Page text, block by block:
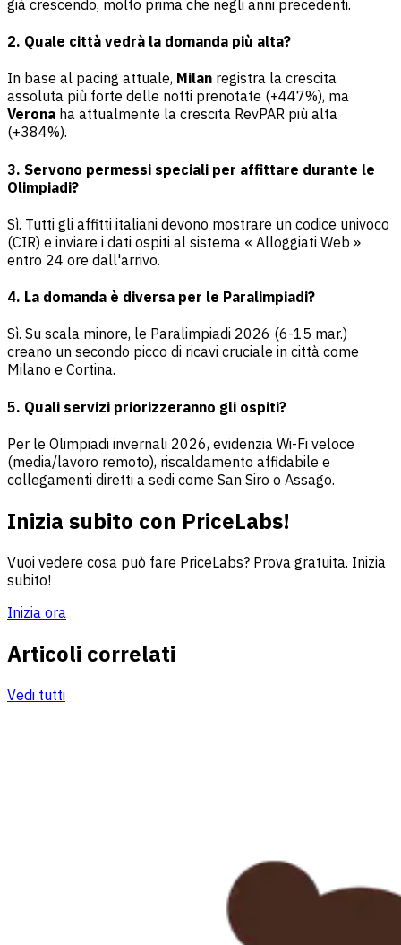
già crescendo, molto prima che negli anni precedenti.
2. Quale città vedrà la domanda più alta?
In base al pacing attuale, Milan registra la crescita
assoluta più forte delle notti prenotate (+447%), ma
Verona ha attualmente la crescita RevPAR più alta
(+384%).
3. Servono permessi speciali per affittare durante le
Olimpiadi?
Sì. Tutti gli affitti italiani devono mostrare un codice univoco
(CIR) e inviare i dati ospiti al sistema « Alloggiati Web »
entro 24 ore dall'arrivo.
4. La domanda è diversa per le Paralimpiadi?
Sì. Su scala minore, le Paralimpiadi 2026 (6-15 mar.)
creano un secondo picco di ricavi cruciale in città come
Milano e Cortina.
5. Quali servizi priorizzeranno gli ospiti?
Per le Olimpiadi invernali 2026, evidenzia Wi-Fi veloce
(media/lavoro remoto), riscaldamento affidabile e
collegamenti diretti a sedi come San Siro o Assago.
Inizia subito con PriceLabs!
Vuoi vedere cosa può fare PriceLabs? Prova gratuita. Inizia
subito!
Inizia ora
Articoli correlati
Vedi tutti